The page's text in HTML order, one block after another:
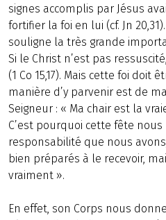
signes accomplis par Jésus
fortifier la foi en lui (cf. Jn
souligne la très grande
Si le Christ n’est pas
(1 Co 15,17). Mais cette foi
manière d’y parvenir est de
Seigneur : « Ma chair est la
C’est pourquoi cette fête
responsabilité que nous
bien préparés à le recevoir,
vraiment ».
En effet, son Corps nous